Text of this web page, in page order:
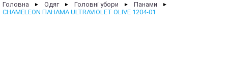
Головна ► Одяг ► Головні убори ► Панами ►
CHAMELEON ПАНАМА ULTRAVIOLET OLIVE 1204-01